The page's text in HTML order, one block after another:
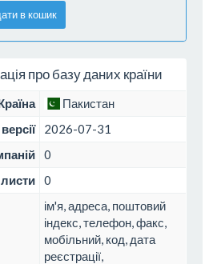
в кошик
про базу даних країни
Пакистан
2026-07-31
0
листи
0
ім'я, адреса, поштовий
індекс, телефон, факс,
мобільний, код, дата
реєстрації,